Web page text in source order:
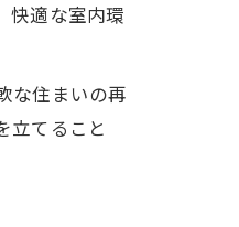
快適な室内環
な住まいの再
立てること